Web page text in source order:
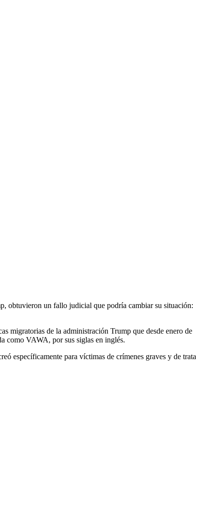
obtuvieron un fallo judicial que podría cambiar su situación:
migratorias de la administración Trump que desde enero de
como VAWA, por sus siglas en inglés.
específicamente para víctimas de crímenes graves y de trata